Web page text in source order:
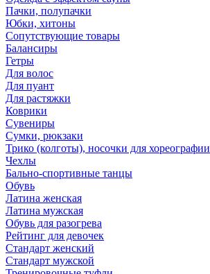
Пачки, полупачки
Юбки, хитоны
Сопутствующие товары
Балансиры
Гетры
Для волос
Для пуант
Для растяжки
Коврики
Сувениры
Сумки, рюкзаки
Трико (колготы), носочки для хореографии
Чехлы
Бально-спортивные танцы
Обувь
Латина женская
Латина мужская
Обувь для разогрева
Рейтинг для девочек
Стандарт женский
Стандарт мужской